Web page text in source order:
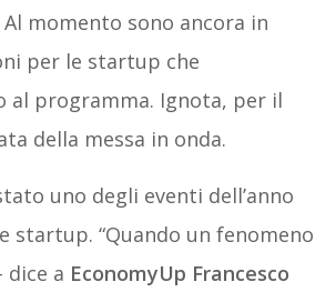
momento sono ancora in
per le startup che
al programma. Ignota, per il
della messa in onda.
uno degli eventi dell’anno
startup. “Quando un fenomeno
dice a EconomyUp Francesco